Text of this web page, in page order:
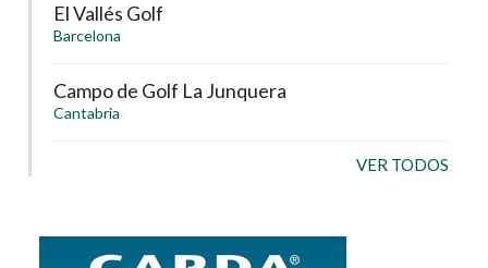
El Vallés Golf
Barcelona
Campo de Golf La Junquera
Cantabria
VER TODOS